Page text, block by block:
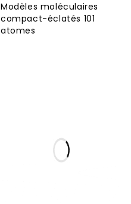
Modèles moléculaires
compact-éclatés 101
atomes